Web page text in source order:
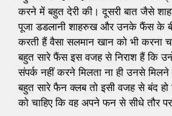
करने में बहुत देरी की। दूसरी बात जैसे
पूजा डडलानी शाहरुख और उनके फैंस के
करती हैं वैसा सलमान खान को भी करना
बहुत सारे फैंस इस वजह से निराश हैं कि
संपर्क नहीं करने मिलता ना ही उनसे मिलने
बहुत सारे फैन क्लब तो इसी वजह से बंद
को चाहिए कि वह अपने फन से सीधे तौर